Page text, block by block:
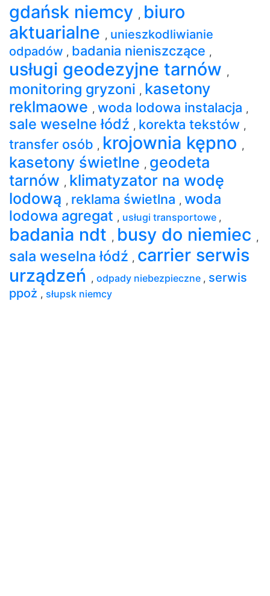
gdańsk niemcy , biuro
aktuarialne , unieszkodliwianie
odpadów , badania nieniszczące ,
usługi geodezyjne tarnów ,
monitoring gryzoni , kasetony
reklmaowe , woda lodowa instalacja ,
sale weselne łódź , korekta tekstów ,
transfer osób , krojownia kępno ,
kasetony świetlne , geodeta
tarnów , klimatyzator na wodę
lodową , reklama świetlna , woda
lodowa agregat , usługi transportowe ,
badania ndt , busy do niemiec ,
sala weselna łódź , carrier serwis
urządzeń , odpady niebezpieczne , serwis
ppoż , słupsk niemcy